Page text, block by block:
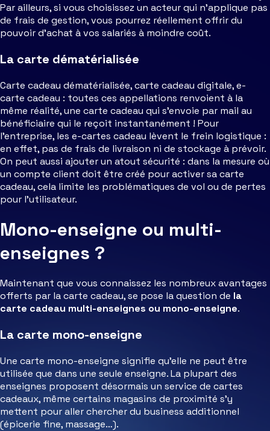
Par ailleurs, si vous choisissez un acteur qui n’applique pas
de frais de gestion, vous pourrez réellement offrir du
pouvoir d’achat à vos salariés à moindre coût.
La carte dématérialisée
Carte cadeau dématérialisée, carte cadeau digitale, e-
carte cadeau : toutes ces appellations renvoient à la
même réalité, une carte cadeau qui s’envoie par mail au
bénéficiaire qui le reçoit instantanément ! Pour
l’entreprise, les e-cartes cadeau lèvent le frein logistique :
en effet, pas de frais de livraison ni de stockage à prévoir.
On peut aussi ajouter un atout sécurité : dans la mesure où
un compte client doit être créé pour activer sa carte
cadeau, cela limite les problématiques de vol ou de pertes
pour l’utilisateur.
Mono-enseigne ou multi-
enseignes ?
Maintenant que vous connaissez les nombreux avantages
offerts par la carte cadeau, se pose la question de la
carte cadeau multi-enseignes ou mono-enseigne.
La carte mono-enseigne
Une carte mono-enseigne signifie qu’elle ne peut être
utilisée que dans une seule enseigne. La plupart des
enseignes proposent désormais un service de cartes
cadeaux, même certains magasins de proximité s’y
mettent pour aller chercher du business additionnel
(épicerie fine, massage…).